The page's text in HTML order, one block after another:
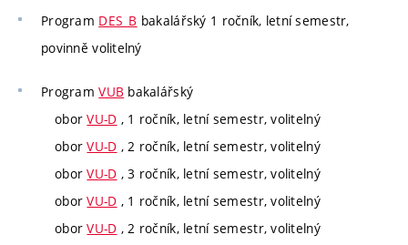
Program DES_B bakalářský 1 ročník, letní semestr,
povinně volitelný
ProgramVUB bakalářský
oborVU-D , 1 ročník, letní semestr, volitelný
oborVU-D , 2 ročník, letní semestr, volitelný
oborVU-D , 3 ročník, letní semestr, volitelný
oborVU-D , 1 ročník, letní semestr, volitelný
oborVU-D , 2 ročník, letní semestr, volitelný